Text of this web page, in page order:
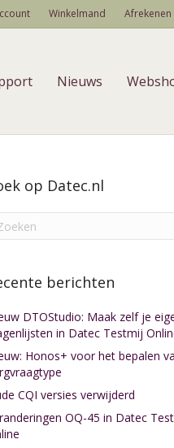
Winkelmand Afrekenen
Nieuws
op Datec.nl
berichten
DTOStudio: Maak zelf je
in Datec Testmij
Honos+ voor het bepalen
CQI versies verwijderd
OQ-45 in Datec